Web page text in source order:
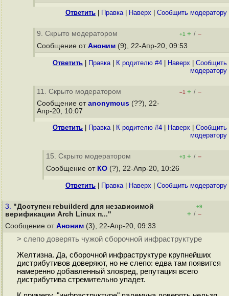
Ответить Правка| Наверх Cообщить модератору
9. Скрыто модератором +1 + / –
Сообщение от Аноним (9), 22-Апр-20, 09:53
Ответить Правка| К родителю #4 Наверх
Cообщить
модератору
11. Скрыто модератором –1 + / –
Сообщение от anonymous (??), 22-
Апр-20, 10:07
Ответить Правка| К родителю #4 Наверх
Cообщить
модератору
15. Скрыто модератором +3 + / –
Сообщение от КО (?), 22-Апр-20, 10:26
Ответить Правка| Наверх Cообщить модератору
3. "Доступен rebuilderd для независимой
верификации Arch Linux п..."
+9
+ / –
Сообщение от Аноним (3), 22-Апр-20, 09:33
> слепо доверять чужой сборочной инфраструктуре
Желтизна. Да, сборочной инфраструктуре крупнейших
дистрибутивов доверяют, но не слепо: едва там появится
намеренно добавленный зловред, репутация всего
дистрибутива стремительно упадет.